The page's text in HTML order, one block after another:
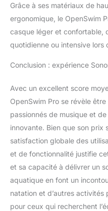
Grâce à ses matériaux de
ergonomique, le OpenSwim
casque léger et confortable,
quotidienne ou intensive
Conclusion : expérience
Avec un excellent score
OpenSwim Pro se révèle
passionnés de musique et
innovante. Bien que son prix
satisfaction globale des
et de fonctionnalité justifie
et sa capacité à délivrer un
aquatique en font un
natation et d’autres
pour ceux qui recherchent